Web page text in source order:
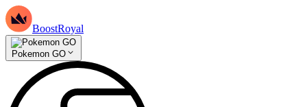
BoostRoyal
Pokemon GO